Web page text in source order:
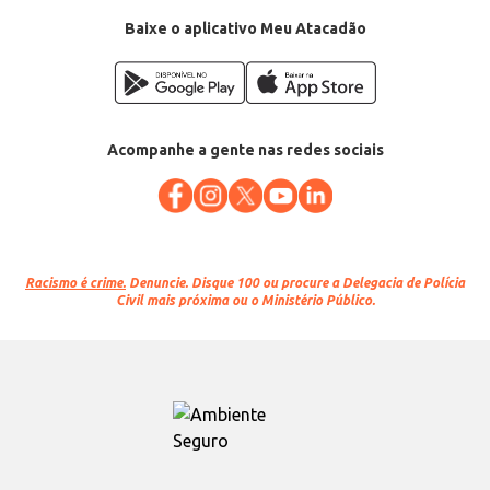
Baixe o aplicativo Meu Atacadão
Acompanhe a gente nas redes sociais
Racismo é crime. Denuncie. Disque 100 ou procure a Delegacia de Polícia
Civil mais próxima ou o Ministério Público.